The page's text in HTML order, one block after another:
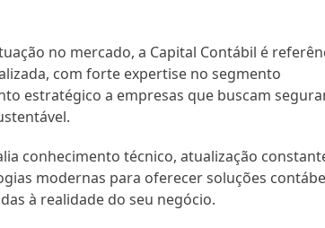
no mercado, a Capital Contábil é
com forte expertise no segmento
estratégico a empresas que buscam
conhecimento técnico, atualização
modernas para oferecer soluções
à realidade do seu negócio.